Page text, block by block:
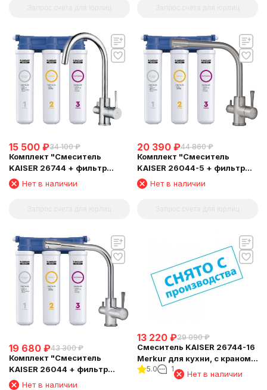
15 500 ₽34 100 ₽
Комплект "Cмеситель
KAISER 26744 + фильтр
Барьер"
Нет в наличии
20 390 ₽44 860 ₽
Комплект "Cмеситель
KAISER 26044-5 + фильтр
Барьер"
Нет в наличии
19 680 ₽43 300 ₽
Комплект "Cмеситель
KAISER 26044 + фильтр
Барьер"
Нет в наличии
13 220 ₽29 090 ₽
Смеситель KAISER 26744-16
Merkur для кухни, с краном
для питьевой воды,
5.0 1
Нет в наличии